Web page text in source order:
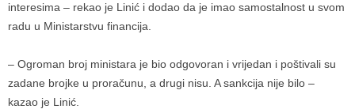
interesima – rekao je Linić i dodao da je imao samostalnost u svom
radu u Ministarstvu financija.
– Ogroman broj ministara je bio odgovoran i vrijedan i poštivali su
zadane brojke u proračunu, a drugi nisu. A sankcija nije bilo –
kazao je Linić.